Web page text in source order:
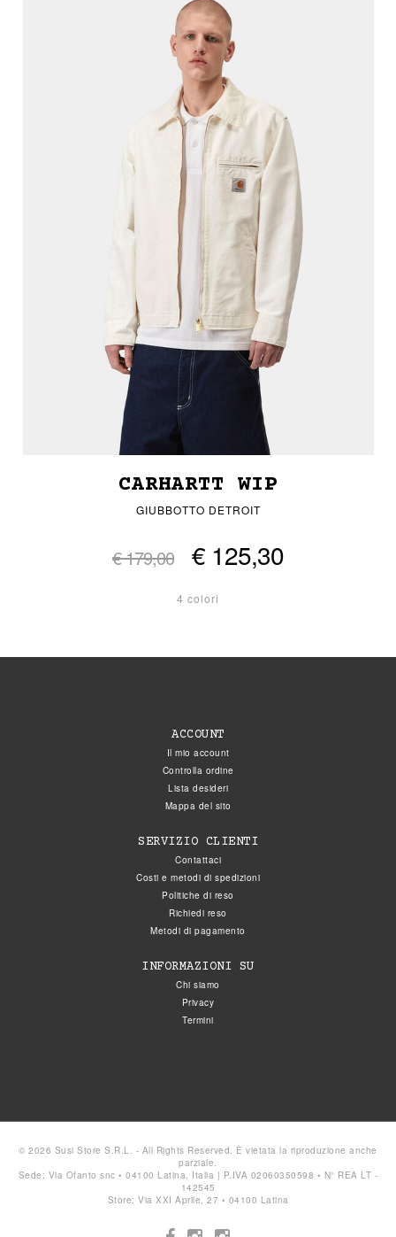
CARHARTT WIP
GIUBBOTTO DETROIT
€ 179,00 € 125,30
4 colori
ACCOUNT
Il mio account
Controlla ordine
Lista desideri
Mappa del sito
SERVIZIO CLIENTI
Contattaci
Costi e metodi di spedizioni
Politiche di reso
Richiedi reso
Metodi di pagamento
INFORMAZIONI SU
Chi siamo
Privacy
Termini
© 2026 Susi Store S.R.L. - All Rights Reserved. È vietata la riproduzione anche
parziale.
Sede: Via Ofanto snc • 04100 Latina, Italia | P.IVA 02060350598 • N° REA LT -
142545
Store: Via XXI Aprile, 27 • 04100 Latina